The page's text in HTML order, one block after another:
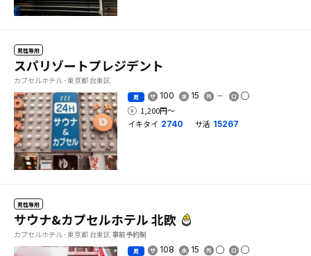
男性専用
スパリゾートプレジデント
カプセルホテル - 東京都 台東区
男 100 15
1,200円〜
イキタイ 2740 サ活 15267
男性専用
サウナ&カプセルホテル 北欧
カプセルホテル - 東京都 台東区 事前予約制
男 108 15